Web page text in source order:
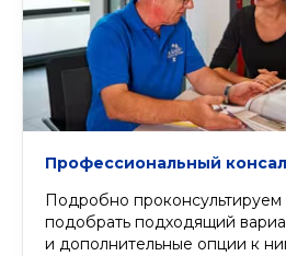
Профессиональный
Подробно
подобрать подходящий
и дополнительные опции к